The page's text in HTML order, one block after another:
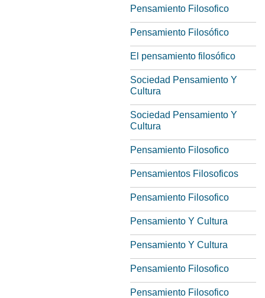
Pensamiento Filosofico
Pensamiento Filosófico
El pensamiento filosófico
Sociedad Pensamiento Y
Cultura
Sociedad Pensamiento Y
Cultura
Pensamiento Filosofico
Pensamientos Filosoficos
Pensamiento Filosofico
Pensamiento Y Cultura
Pensamiento Y Cultura
Pensamiento Filosofico
Pensamiento Filosofico